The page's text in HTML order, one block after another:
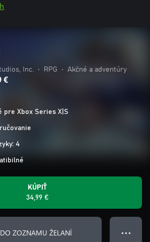
Inc. • RPG • Akčné a adventúry
€
pre Xbox Series X|S
4
KÚPIŤ
34,99 €
ZOZNAMU ŽELANÍ ● ● ●